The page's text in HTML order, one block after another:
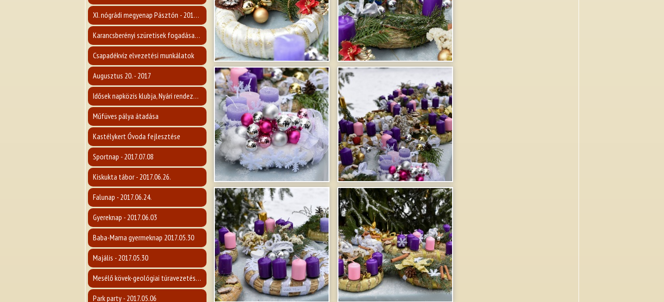
XI. nógrádi megyenap Pásztón - 2017.09.23
Karancsberényi szüretisek fogadása - 2017.09.16
Csapadékvíz elvezetési munkálatok
Augusztus 20. - 2017
Idősek napközis klubja, Nyári rendezvény 2017.
Műfüves pálya átadása
Kastélykert Óvoda fejlesztése
Sportnap - 2017.07.08
Kiskukta tábor - 2017.06.26.
Falunap - 2017.06.24.
Gyereknap - 2017.06.03
Baba-Mama gyermeknap 2017.05.30
Majális - 2017.05.30
Mesélő kövek-geológiai túravezetés a Karancsra - 2017.05.14
Park party - 2017.05.06